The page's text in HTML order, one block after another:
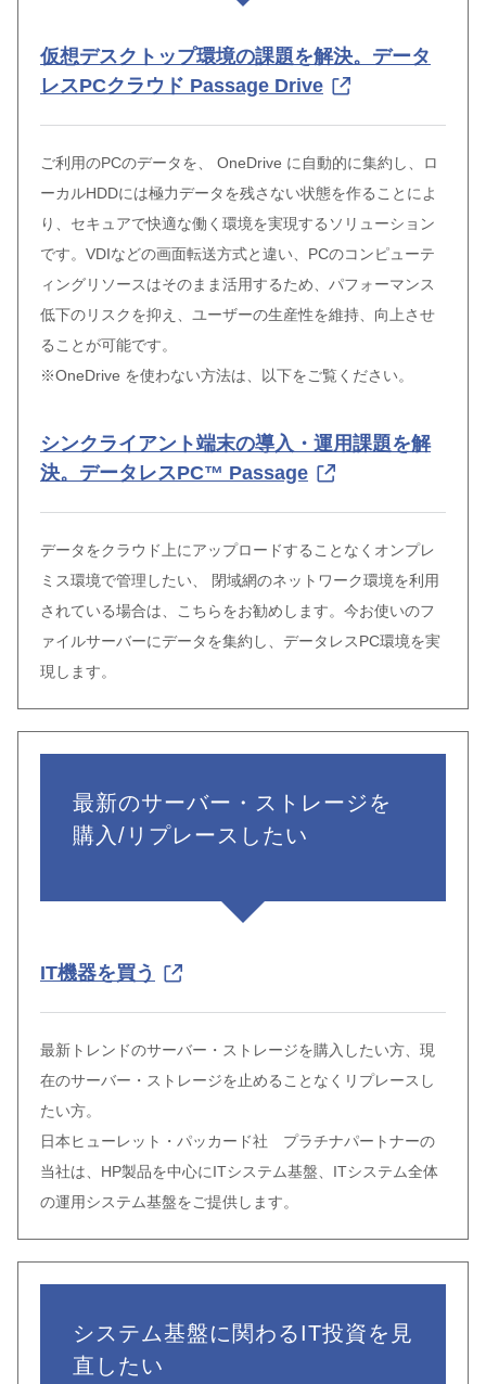
仮想デスクトップ環境の課題を解決。データ
レスPCクラウド Passage Drive
ご利用のPCのデータを、 OneDrive に自動的に集約し、ロ
ーカルHDDには極力データを残さない状態を作ることによ
り、セキュアで快適な働く環境を実現するソリューション
です。VDIなどの画面転送方式と違い、PCのコンピューテ
ィングリソースはそのまま活用するため、パフォーマンス
低下のリスクを抑え、ユーザーの生産性を維持、向上させ
ることが可能です。
※OneDrive を使わない方法は、以下をご覧ください。
シンクライアント端末の導入・運用課題を解
決。データレスPC™ Passage
データをクラウド上にアップロードすることなくオンプレ
ミス環境で管理したい、 閉域網のネットワーク環境を利用
されている場合は、こちらをお勧めします。今お使いのフ
ァイルサーバーにデータを集約し、データレスPC環境を実
現します。
最新のサーバー・ストレージを
購入/リプレースしたい
IT機器を買う
最新トレンドのサーバー・ストレージを購入したい方、現
在のサーバー・ストレージを止めることなくリプレースし
たい方。
日本ヒューレット・パッカード社 プラチナパートナーの
当社は、HP製品を中心にITシステム基盤、ITシステム全体
の運用システム基盤をご提供します。
システム基盤に関わるIT投資を見
直したい